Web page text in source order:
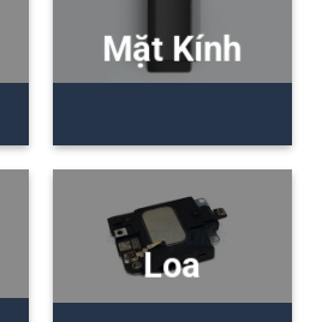
Mặt Kính
Loa